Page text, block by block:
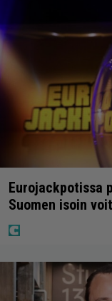
Eurojackpotissa
Suomen isoin